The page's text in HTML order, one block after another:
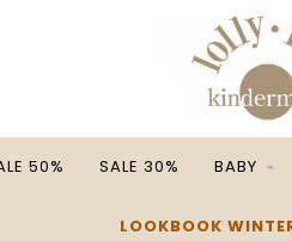
50% SALE 30% BABY
LOOKBOOK